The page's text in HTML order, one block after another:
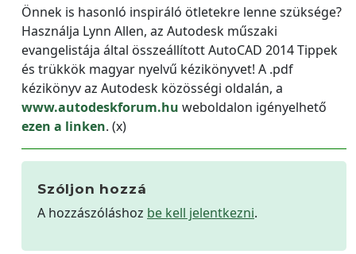
Önnek is hasonló inspiráló ötletekre lenne szüksége?
Használja Lynn Allen, az Autodesk műszaki
evangelistája által összeállított AutoCAD 2014 Tippek
és trükkök magyar nyelvű kézikönyvet! A .pdf
kézikönyv az Autodesk közösségi oldalán, a
www.autodeskforum.hu weboldalon igényelhető
ezen a linken. (x)
Szóljon hozzá
A hozzászóláshoz be kell jelentkezni.